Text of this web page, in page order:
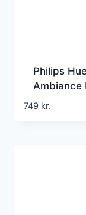
Philips
Ambiance
Bluetooth
749 kr.